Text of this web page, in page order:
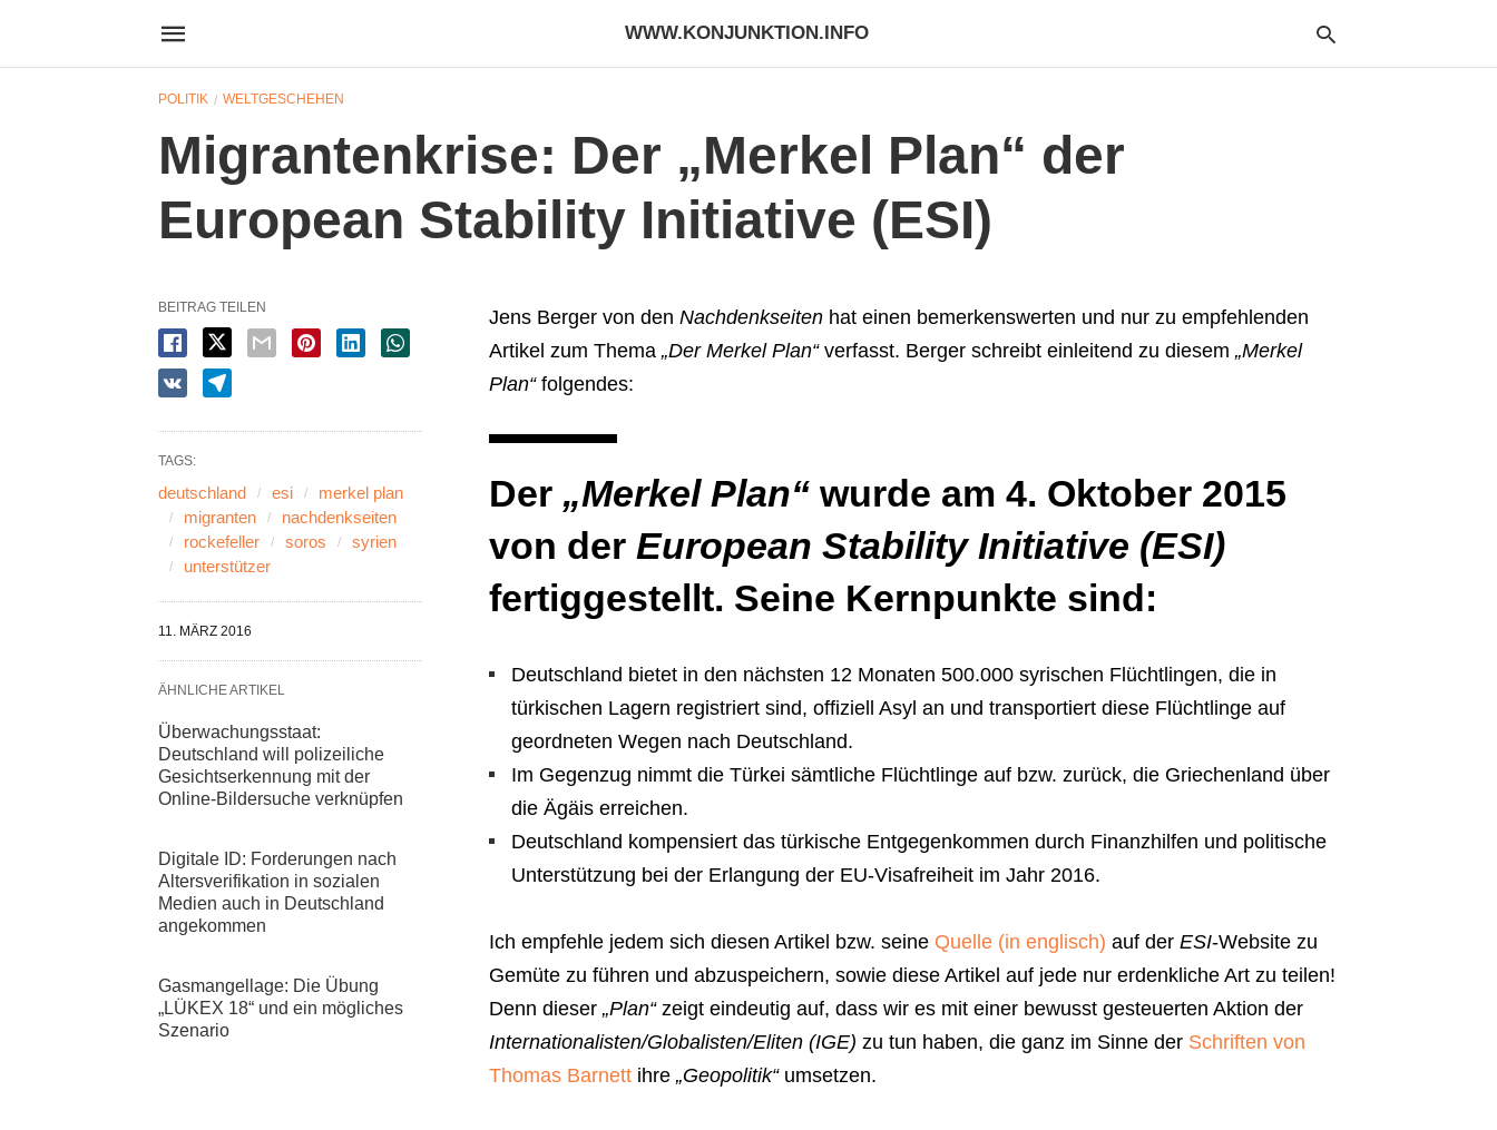
WWW.KONJUNKTION.INFO
POLITIK WELTGESCHEHEN
Migrantenkrise: Der „Merkel Plan“ der
European Stability Initiative (ESI)
Jens Berger von den Nachdenkseitenhat einen bemerkenswerten und nur zu empfehlenden
Artikel zum Thema „Der Merkel Plan“verfasst. Berger schreibt einleitend zu diesem „Merkel
Plan“folgendes:
Der „Merkel Plan“wurde am 4. Oktober 2015
von der European Stability Initiative (ESI)
fertiggestellt. Seine Kernpunkte sind:
Deutschland bietet in den nächsten 12 Monaten 500.000 syrischen Flüchtlingen, die in
türkischen Lagern registriert sind, offiziell Asyl an und transportiert diese Flüchtlinge auf
geordneten Wegen nach Deutschland.
Im Gegenzug nimmt die Türkei sämtliche Flüchtlinge auf bzw. zurück, die Griechenland über
die Ägäis erreichen.
Deutschland kompensiert das türkische Entgegenkommen durch Finanzhilfen und politische
Unterstützung bei der Erlangung der EU-Visafreiheit im Jahr 2016.
Ich empfehle jedem sich diesen Artikel bzw. seine Quelle (in englisch) auf der ESI-Website zu
Gemüte zu führen und abzuspeichern, sowie diese Artikel auf jede nur erdenkliche Art zu teilen!
Denn dieser „Plan“zeigt eindeutig auf, dass wir es mit einer bewusst gesteuerten Aktion der
Internationalisten/Globalisten/Eliten (IGE) zu tun haben, die ganz im Sinne der Schriften von
Thomas Barnettihre „Geopolitik“umsetzen.
BEITRAG TEILEN
TAGS:
deutschland esi
merkel plan
migranten
nachdenkseiten
rockefeller
soros
syrien
unterstützer
11. MÄRZ 2016
ÄHNLICHE ARTIKEL
Überwachungsstaat:
Deutschland will polizeiliche
Gesichtserkennung mit der
Online-Bildersuche verknüpfen
Digitale ID: Forderungen nach
Altersverifikation in sozialen
Medien auch in Deutschland
angekommen
Gasmangellage: Die Übung
„LÜKEX 18“ und ein mögliches
Szenario